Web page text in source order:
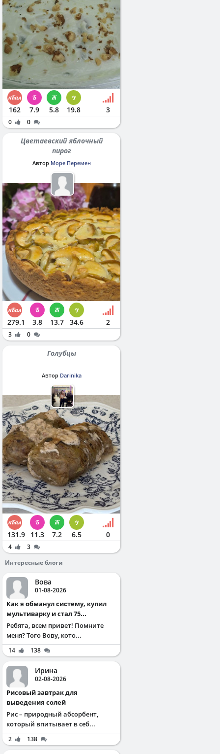
162 7.9 5.8 19.8 3
0 0
Цветаевский яблочный
пирог
Автор Море Перемен
279.1 3.8 13.7 34.6 2
3 0
Голубцы
Автор Darinika
131.9 11.3 7.2 6.5 0
4
3
Интересные блоги
Вова
01-08-2026
Как я обманул систему, купил
мультиварку и стал 75...
Ребята, всем привет! Помните
меня? Того Вову, кото...
14 138
Ирина
02-08-2026
Рисовый завтрак для
выведения солей
Рис – природный абсорбент,
который впитывает в себ...
2 138